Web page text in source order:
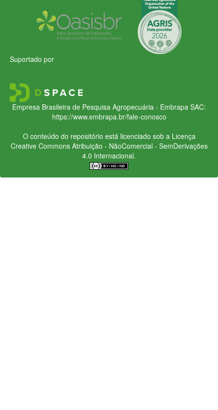
Suportado por
Empresa Brasileira de Pesquisa Agropecuária - Embrapa SAC:
https://www.embrapa.br/fale-conosco
O conteúdo do repositório está licenciado sob a Licença
Creative CommonsAtribuição - NãoComercial - SemDerivações
4.0 Internacional.